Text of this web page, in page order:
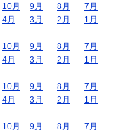
10月 9月 8月
7月
4月 3月 2月
1月
10月 9月 8月
7月
4月 3月 2月
1月
10月 9月 8月
7月
4月 3月 2月
1月
10月 9月 8月 7月